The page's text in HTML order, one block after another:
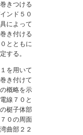
きつける
ンド５０
によって
き付ける
とともに
する。
を用いて
き付けて
概略を示
線７０と
梃子体部
０の周面
曲部２２